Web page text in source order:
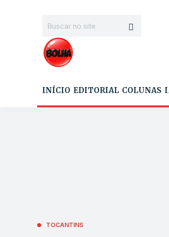
INÍCIO EDITORIAL COLUNAS
TOCANTINS